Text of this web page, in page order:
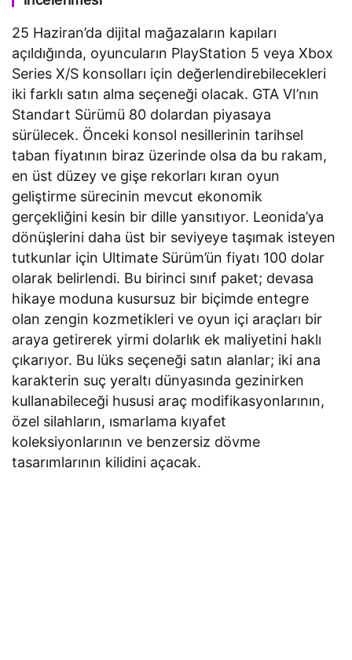
25 Haziran’da dijital mağazaların kapıları
açıldığında, oyuncuların PlayStation 5 veya Xbox
Series X/S konsolları için değerlendirebilecekleri
iki farklı satın alma seçeneği olacak. GTA VI’nın
Standart Sürümü 80 dolardan piyasaya
sürülecek. Önceki konsol nesillerinin tarihsel
taban fiyatının biraz üzerinde olsa da bu rakam,
en üst düzey ve gişe rekorları kıran oyun
geliştirme sürecinin mevcut ekonomik
gerçekliğini kesin bir dille yansıtıyor. Leonida’ya
dönüşlerini daha üst bir seviyeye taşımak isteyen
tutkunlar için Ultimate Sürüm’ün fiyatı 100 dolar
olarak belirlendi. Bu birinci sınıf paket; devasa
hikaye moduna kusursuz bir biçimde entegre
olan zengin kozmetikleri ve oyun içi araçları bir
araya getirerek yirmi dolarlık ek maliyetini haklı
çıkarıyor. Bu lüks seçeneği satın alanlar; iki ana
karakterin suç yeraltı dünyasında gezinirken
kullanabileceği hususi araç modifikasyonlarının,
özel silahların, ısmarlama kıyafet
koleksiyonlarının ve benzersiz dövme
tasarımlarının kilidini açacak.